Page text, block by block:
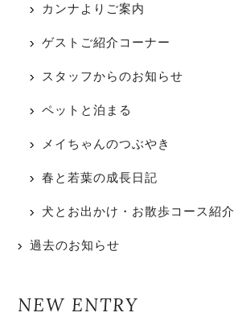
カンナよりご案内
ゲストご紹介コーナー
スタッフからのお知らせ
ペットと泊まる
メイちゃんのつぶやき
春と若葉の成長日記
犬とお出かけ・お散歩コース紹介
過去のお知らせ
NEW ENTRY